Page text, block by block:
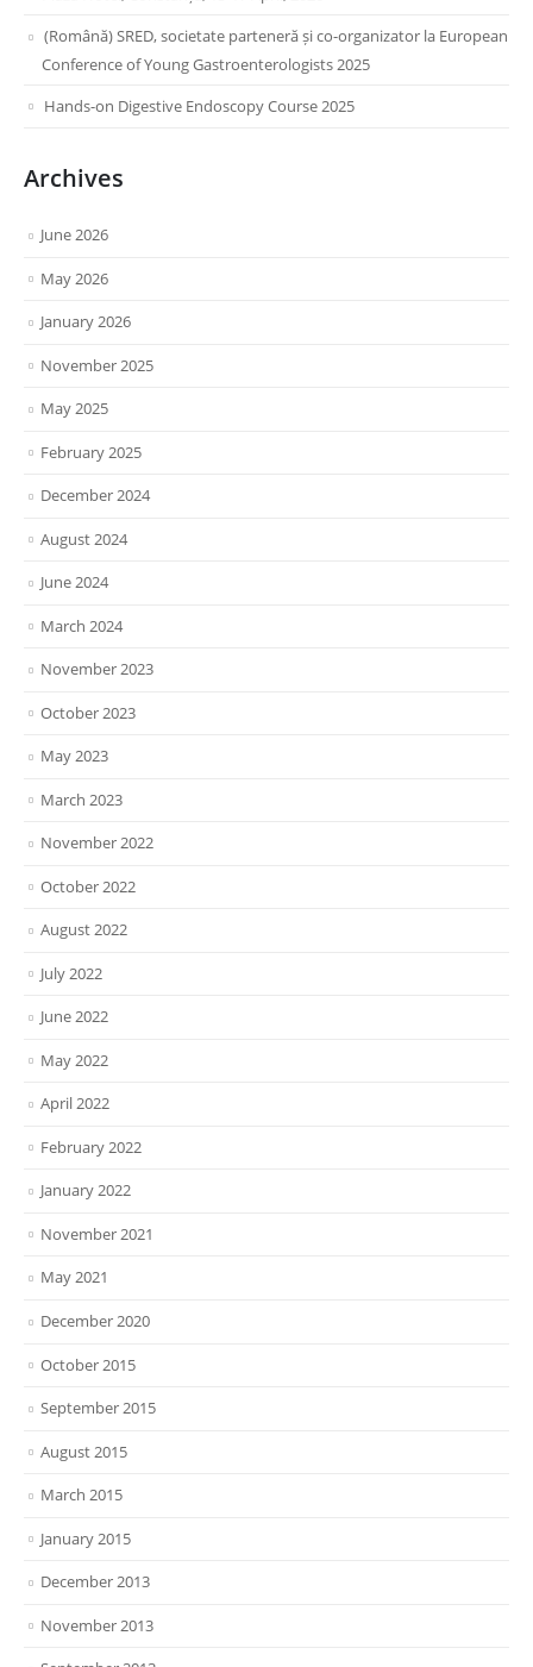
(Română) SRED, societate parteneră și co-organizator la European
Conference of Young Gastroenterologists 2025
Hands-on Digestive Endoscopy Course 2025
Archives
June 2026
May 2026
January 2026
November 2025
May 2025
February 2025
December 2024
August 2024
June 2024
March 2024
November 2023
October 2023
May 2023
March 2023
November 2022
October 2022
August 2022
July 2022
June 2022
May 2022
April 2022
February 2022
January 2022
November 2021
May 2021
December 2020
October 2015
September 2015
August 2015
March 2015
January 2015
December 2013
November 2013